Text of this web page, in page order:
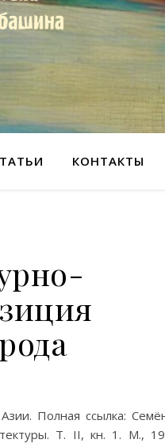
КОНТАКТЫ
Полная ссылка:
Т. II, кн. 1. М.,